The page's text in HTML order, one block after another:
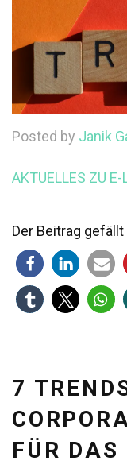
Posted by Janik
AKTUELLES ZU E-
Der Beitrag
7
FÜR